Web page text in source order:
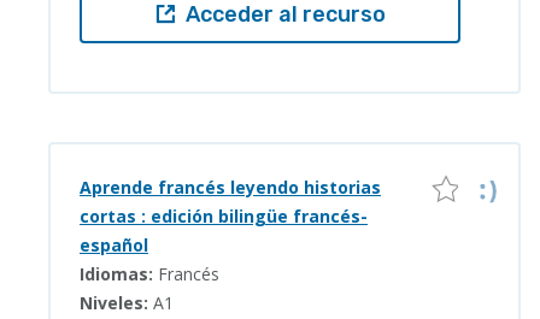
Acceder al recurso
Aprende francés leyendo historias
cortas : edición bilingüe francés-
español
Idiomas: Francés
Niveles: A1